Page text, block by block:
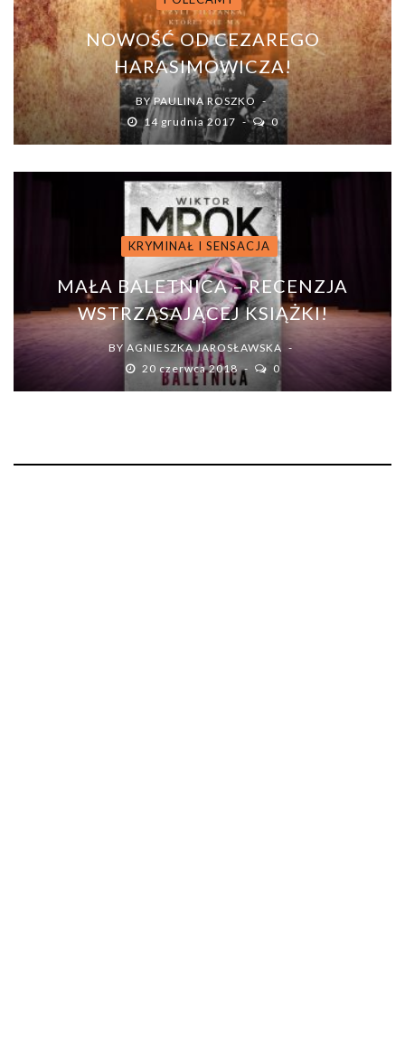
NOWOŚĆ OD CEZAREGO
HARASIMOWICZA!
BYPAULINA ROSZKO
14 grudnia 2017
0
KRYMINAŁ I SENSACJA
MAŁA BALETNICA – RECENZJA
WSTRZĄSAJĄCEJ KSIĄŻKI!
BY AGNIESZKA JAROSŁAWSKA
20 czerwca 2018
0